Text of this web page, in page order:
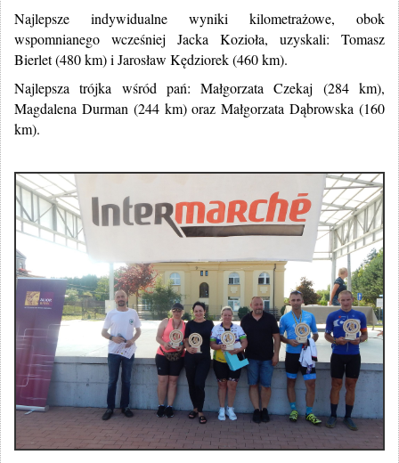
Najlepsze indywidualne wyniki kilometrażowe, obok
wspomnianego wcześniej Jacka Kozioła, uzyskali: Tomasz
Bierlet (480 km) i Jarosław Kędziorek (460 km).
Najlepsza trójka wśród pań: Małgorzata Czekaj (284 km),
Magdalena Durman (244 km) oraz Małgorzata Dąbrowska (160
km).